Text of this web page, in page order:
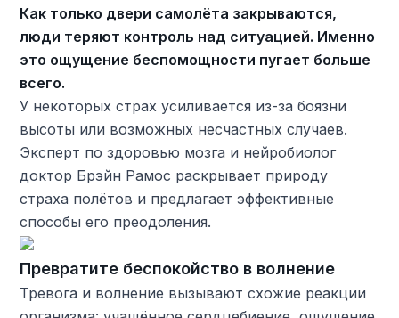
Как только двери самолёта закрываются,
люди теряют контроль над ситуацией. Именно
это ощущение беспомощности пугает больше
всего.
У некоторых страх усиливается из-за боязни
высоты или возможных несчастных случаев.
Эксперт по здоровью мозга и нейробиолог
доктор Брэйн Рамос раскрывает природу
страха полётов и предлагает эффективные
способы его преодоления.
Превратите беспокойство в волнение
Тревога и волнение вызывают схожие реакции